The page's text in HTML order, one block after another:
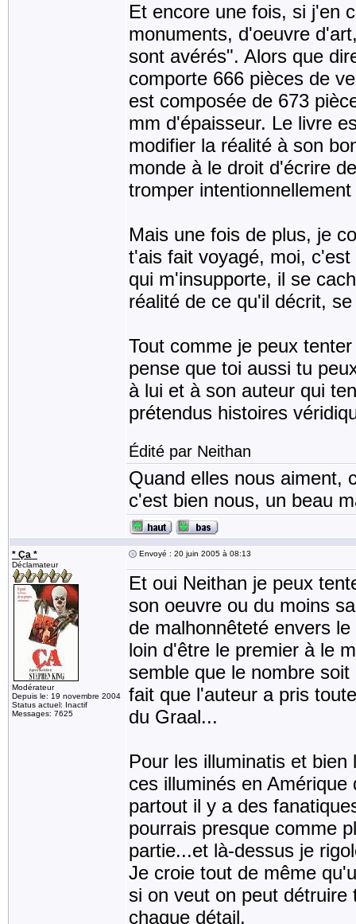
Et encore une fois, si j'en
monuments, d'oeuvre
sont avérés". Alors que
comporte 666 pièces de
est composée de 673
mm d'épaisseur. Le livre
modifier la réalité à son
monde à le droit d'écrire
tromper
Mais une fois de plus, je
t'ais fait voyagé, moi,
qui m'insupporte, il se
réalité de ce qu'il décrit,
Tout comme je peux
pense que toi aussi tu
à lui et à son auteur qui
prétendus histoires
Édité par Neithan
Quand elles nous aiment,
c'est bien nous, un beau
* Ça *
Déclamateur
Modérateur
Depuis le: 19 novembre 2004
Status actuel: Inactif
Messages: 7625
Envoyé : 20 juin 2005 à 08:13
Et oui Neithan je peux
son oeuvre ou du moins
de malhonnêteté envers
loin d'être le premier à le
semble que le nombre
fait que l'auteur a pris
du Graal...
Pour les illuminatis et
ces illuminés en
partout il y a des
pourrais presque comme
partie...et là-dessus je
Je croie tout de même
si on veut on peut
chaque détail.